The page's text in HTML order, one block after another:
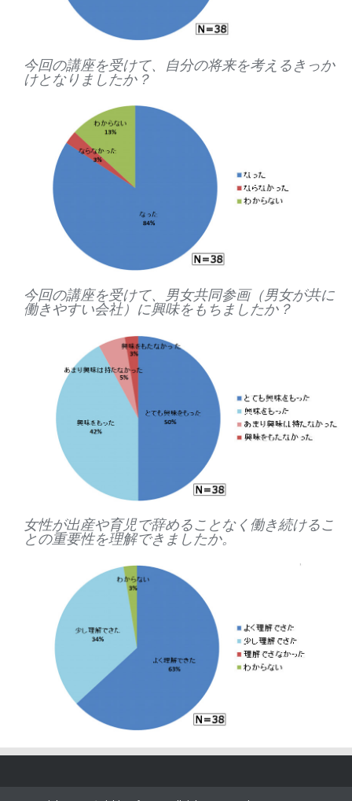
今回の講座を受けて、自分の将来を考えるきっか
けとなりましたか？
今回の講座を受けて、男女共同参画（男女が共に
働きやすい会社）に興味をもちましたか？
女性が出産や育児で辞めることなく働き続けるこ
との重要性を理解できましたか。